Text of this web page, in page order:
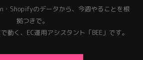
・Shopifyのデータから、今週やることを根
拠つきで。
動く、EC運用アシスタント「BEE」です。